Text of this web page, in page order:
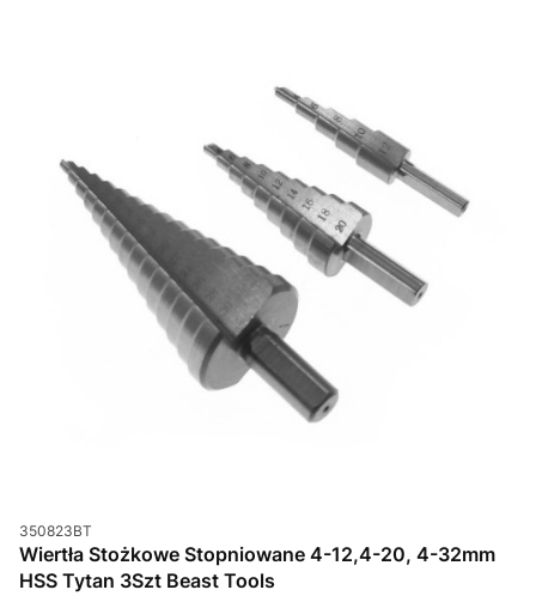
Kod produktu
350823BT
Wiertła Stożkowe Stopniowane 4-12,4-20, 4-32mm
HSS Tytan 3Szt Beast Tools